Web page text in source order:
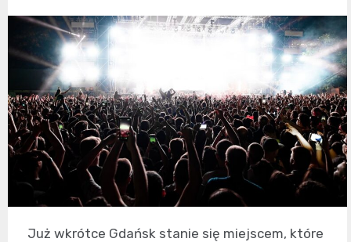
Już wkrótce Gdańsk stanie się miejscem, które